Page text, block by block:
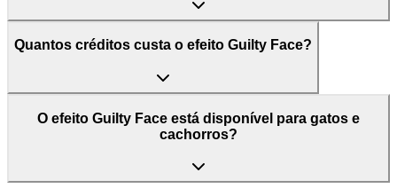
Quantos créditos custa o efeito Guilty Face?
O efeito Guilty Face está disponível para gatos e
cachorros?